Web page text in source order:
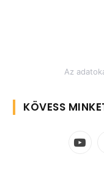
Az
KÖVESS